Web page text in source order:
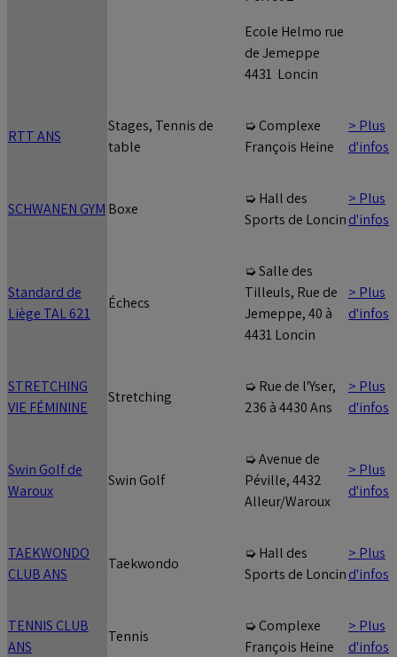
Ecole Helmo rue
de Jemeppe
4431 Loncin
RTT ANS
Stages, Tennis de
table
➭ Complexe
François Heine
> Plus
d'infos
SCHWANEN GYM Boxe
➭ Hall des
Sports de Loncin
> Plus
d'infos
Standard de
Liège TAL 621
Échecs
➭ Salle des
Tilleuls, Rue de
Jemeppe, 40 à
4431 Loncin
> Plus
d'infos
STRETCHING
VIE FÉMININE
Stretching
➭ Rue de l'Yser,
236 à 4430 Ans
> Plus
d'infos
Swin Golf de
Waroux
Swin Golf
➭ Avenue de
Péville, 4432
Alleur/Waroux
> Plus
d'infos
TAEKWONDO
CLUB ANS
Taekwondo
➭ Hall des
Sports de Loncin
> Plus
d'infos
TENNIS CLUB
ANS
Tennis
➭ Complexe
François Heine
> Plus
d'infos